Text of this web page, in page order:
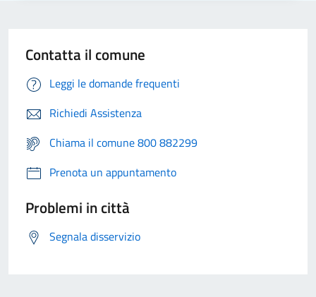
Contatta il comune
Leggi le domande frequenti
Richiedi Assistenza
Chiama il comune 800 882299
Prenota un appuntamento
Problemi in città
Segnala disservizio